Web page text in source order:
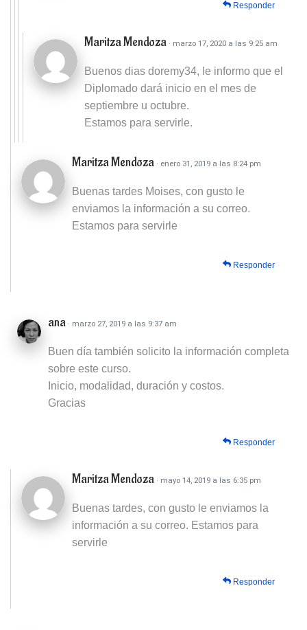
Responder
Maritza Mendoza · marzo 17, 2020 a las 9:25 am
Buenos dias doremy34, le informo que el
Diplomado dará inicio en el mes de
septiembre u octubre.
Estamos para servirle.
Maritza Mendoza · enero 31, 2019 a las 8:24 pm
Buenas tardes Moises, con gusto le
enviamos la información a su correo.
Estamos para servirle
Responder
ana · marzo 27, 2019 a las 9:37 am
Buen día también solicito la información completa
sobre este curso.
Inicio, modalidad, duración y costos.
Gracias
Responder
Maritza Mendoza · mayo 14, 2019 a las 6:35 pm
Buenas tardes, con gusto le enviamos la
información a su correo. Estamos para
servirle
Responder